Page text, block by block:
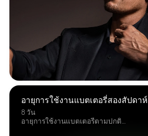
อายุการใช้งานแบตเตอรี่สองสัปดาห์
8 วัน
อายุการใช้งานแบตเตอรีตามปกติ